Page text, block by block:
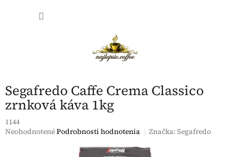
Segafredo Caffe Crema Classico
zrnková káva 1kg
1144
Priemerné
NeohodnotenéPodrobnosti hodnotenia Značka:Segafredo